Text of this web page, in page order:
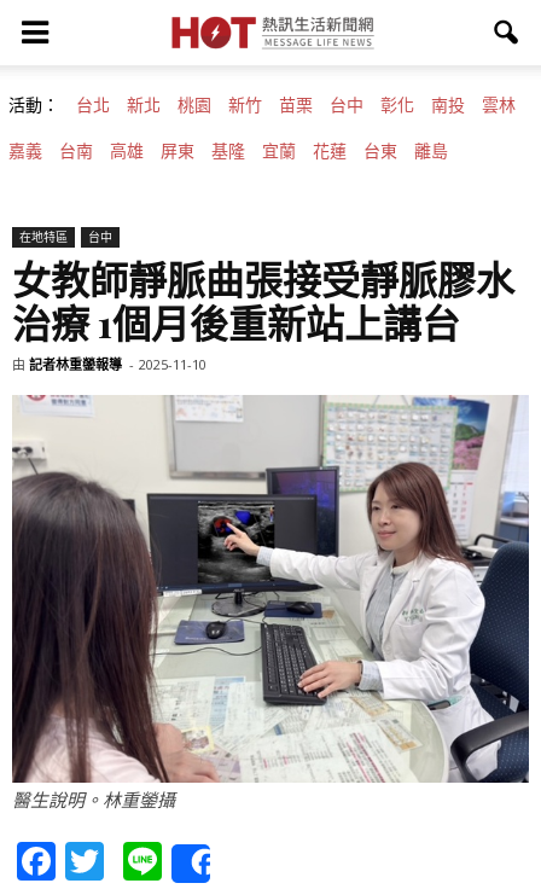
活動： 台北 新北 桃園 新竹 苗栗 台中 彰化 南投 雲林
嘉義 台南 高雄 屏東 基隆 宜蘭 花蓮 台東 離島
在地特區 台中
女教師靜脈曲張接受靜脈膠水
治療 1個月後重新站上講台
由 記者林重鎣報導 - 2025-11-10
醫生說明。林重鎣攝
Facebook
Twitter
Line